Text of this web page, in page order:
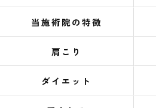
当施術院の特徴
肩こり
ダイエット